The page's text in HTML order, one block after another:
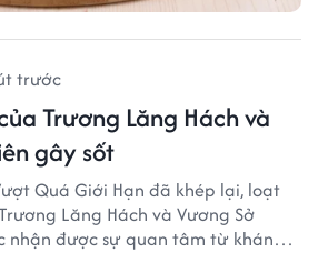
trước
Trương Lăng Hách và
gây sốt
Quá Giới Hạn đã khép lại, loạt
Lăng Hách và Vương Sở
nhận được sự quan tâm từ khán